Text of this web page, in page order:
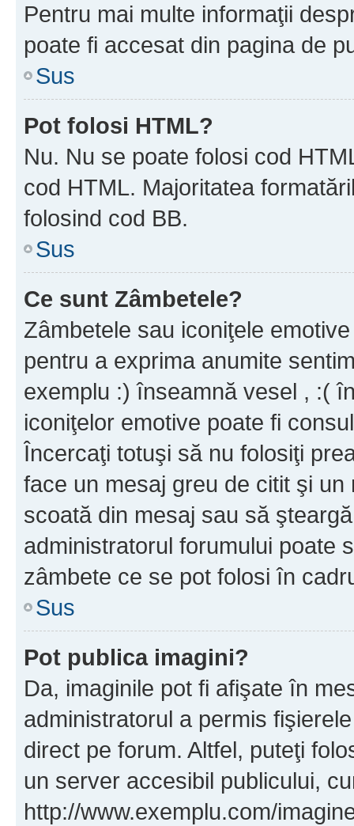
Pentru mai multe informaţii
poate fi accesat din pagina de
Sus
Pot folosi HTML?
Nu. Nu se poate folosi cod
cod HTML. Majoritatea
folosind cod BB.
Sus
Ce sunt Zâmbetele?
Zâmbetele sau iconiţele
pentru a exprima anumite
exemplu :) înseamnă vesel , :(
iconiţelor emotive poate fi
Încercaţi totuşi să nu folosiţi
face un mesaj greu de citit şi
scoată din mesaj sau să
administratorul forumului poate
zâmbete ce se pot folosi în
Sus
Pot publica imagini?
Da, imaginile pot fi afişate în
administratorul a permis
direct pe forum. Altfel, puteţi
un server accesibil publicului,
http://www.exemplu.com/